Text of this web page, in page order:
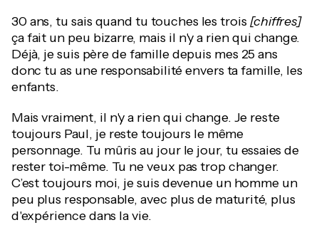
30 ans, tu sais quand tu touches les trois [chiffres]
ça fait un peu bizarre, mais il n'y a rien qui change.
Déjà, je suis père de famille depuis mes 25 ans
donc tu as une responsabilité envers ta famille, les
enfants.
Mais vraiment, il n'y a rien qui change. Je reste
toujours Paul, je reste toujours le même
personnage. Tu mûris au jour le jour, tu essaies de
rester toi-même. Tu ne veux pas trop changer.
C’est toujours moi, je suis devenue un homme un
peu plus responsable, avec plus de maturité, plus
d'expérience dans la vie.